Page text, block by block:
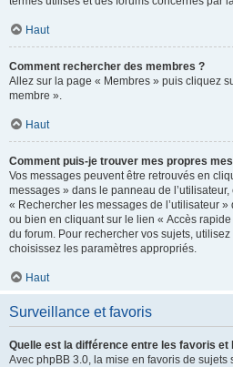
Haut
Comment rechercher des membres ?
Allez sur la page « Membres » puis cliquez
membre ».
Haut
Comment puis-je trouver mes propres
Vos messages peuvent être retrouvés en
messages » dans le panneau de
« Rechercher les messages de l’utilisateur
ou bien en cliquant sur le lien « Accès
du forum. Pour rechercher vos sujets,
choisissez les paramètres appropriés.
Haut
Surveillance et favoris
Quelle est la différence entre les favoris et
Avec phpBB 3.0, la mise en favoris de sujets